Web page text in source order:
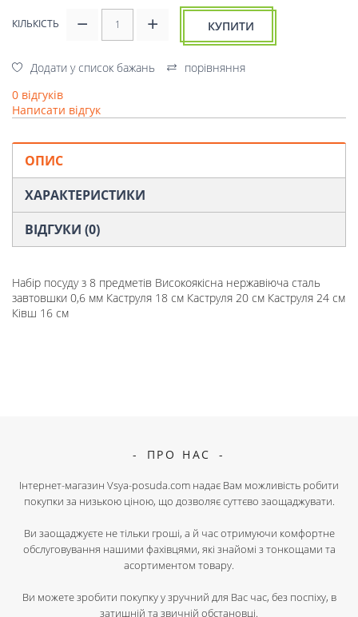
КІЛЬКІСТЬ КУПИТИ
Додати у список бажань
порівняння
0 відгуків
Написати відгук
ОПИС
ХАРАКТЕРИСТИКИ
ВІДГУКИ (0)
Набір посуду з 8 предметів Високоякісна нержавіюча сталь
завтовшки 0,6 мм Каструля 18 см Каструля 20 см Каструля 24 см
Ківш 16 см
ПРО НАС
Інтернет-магазин Vsya-posuda.com надає Вам можливість робити
покупки за низькою ціною, що дозволяє суттєво заощаджувати.
Ви заощаджуєте не тільки гроші, а й час отримуючи комфортне
обслуговування нашими фахівцями, які знайомі з тонкощами та
асортиментом товару.
Ви можете зробити покупку у зручний для Вас час, без поспіху, в
затишній та звичній обстановці.